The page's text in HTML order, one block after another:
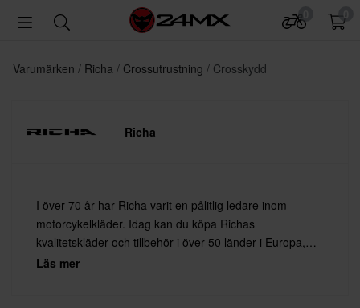
Varumärken Richa Crossutrustning Crosskydd
Richa
I över 70 år har Richa varit en pålitlig ledare inom
motorcykelkläder. Idag kan du köpa Richas
kvalitetskläder och tillbehör i över 50 länder i Europa,
Afrika, Nord- och Sydamerika.
Läs mer